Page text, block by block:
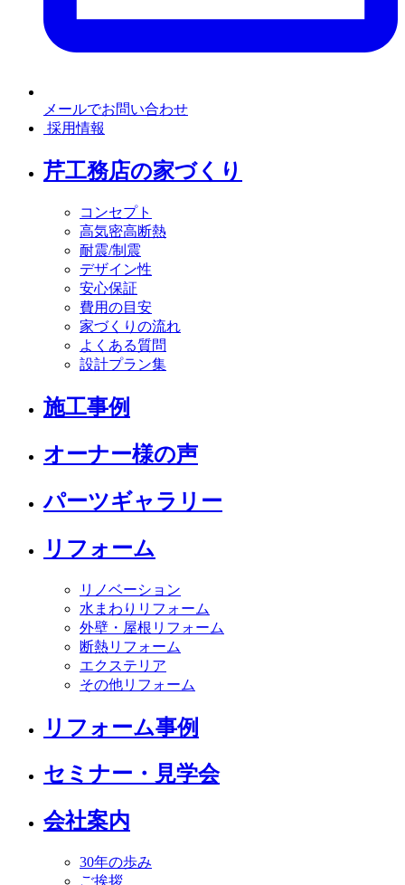
メールでお問い合わせ
採用情報
芹工務店の家づくり
コンセプト
高気密高断熱
耐震/制震
デザイン性
安心保証
費用の目安
家づくりの流れ
よくある質問
設計プラン集
施工事例
オーナー様の声
パーツギャラリー
リフォーム
リノベーション
水まわりリフォーム
外壁・屋根リフォーム
断熱リフォーム
エクステリア
その他リフォーム
リフォーム事例
セミナー・見学会
会社案内
30年の歩み
ご挨拶